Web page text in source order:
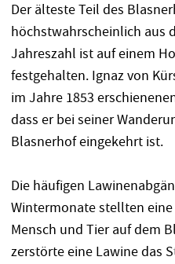
Der älteste Teil des
höchstwahrscheinlich aus
Jahreszahl ist auf einem
festgehalten. Ignaz von
im Jahre 1853
dass er bei seiner
Blasnerhof eingekehrt ist.
Die häufigen
Wintermonate stellten
Mensch und Tier auf dem
zerstörte eine Lawine das